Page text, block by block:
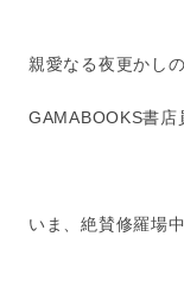
親愛なる夜更かし
GAMABOOKS書店
いま、絶賛修羅場中